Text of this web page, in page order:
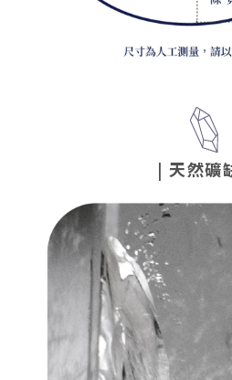
| 天然礦